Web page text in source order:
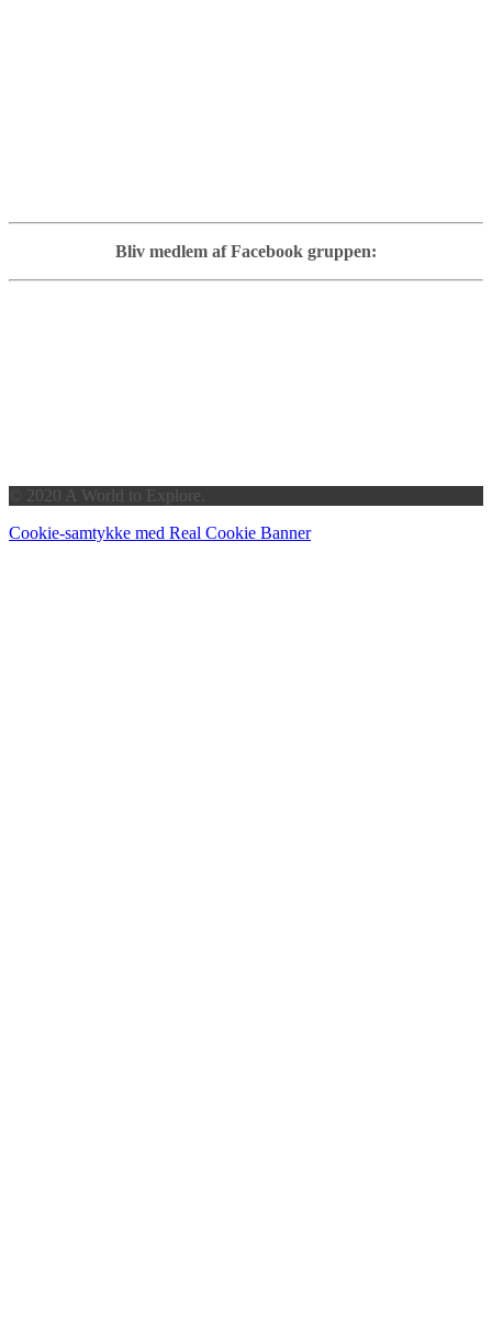
Bliv medlem af Facebook gruppen:
© 2020 A World to Explore.
Cookie-samtykke med Real Cookie Banner